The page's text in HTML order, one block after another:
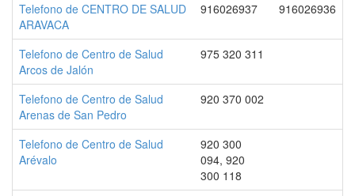
Telefono de CENTRO DE SALUD
ARAVACA
916026937 916026936
Telefono de Centro de Salud
Arcos de Jalón
975 320 311
Telefono de Centro de Salud
Arenas de San Pedro
920 370 002
Telefono de Centro de Salud
Arévalo
920 300
094, 920
300 118